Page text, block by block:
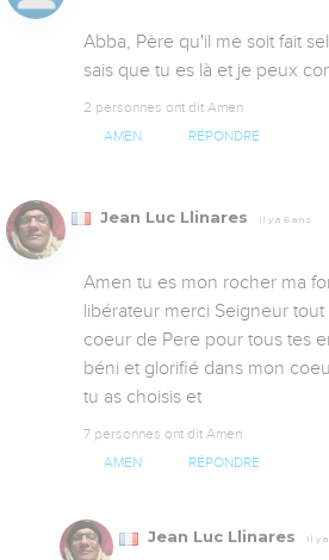
Abba, Père qu'il me soit fait
sais que tu es là et je peux
2 personnes ont dit Amen
AMEN RÉPONDRE
Jean Luc Llinares Il y a 6 ans
Amen tu es mon rocher ma
libérateur merci Seigneur tout
coeur de Pere pour tous tes
béni et glorifié dans mon
tu as choisis et
7 personnes ont dit Amen
AMEN RÉPONDRE
Jean Luc Llinares Il y